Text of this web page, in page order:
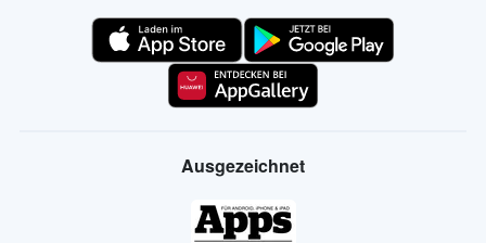
Ausgezeichnet